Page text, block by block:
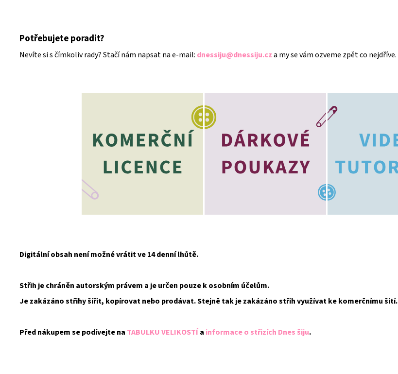
Potřebujete poradit?
Nevíte si s čímkoliv rady? Stačí nám napsat na e-mail: dnessiju@dnessiju.cza my se vám ozveme zpět co nejdříve.
Digitální obsah není možné vrátit ve 14 denní lhůtě.
Střih je chráněn autorským právem a je určen pouze k osobním účelům.
Je zakázáno střihy šířit, kopírovat nebo prodávat. Stejně tak je zakázáno střih využívat ke komerčnímu šití.
Před nákupem se podívejte na TABULKU VELIKOSTÍa informace o střizích Dnes šiju.